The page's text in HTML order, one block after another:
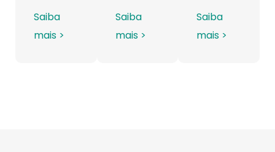
Saiba
mais >
Saiba
mais >
Saiba
mais >